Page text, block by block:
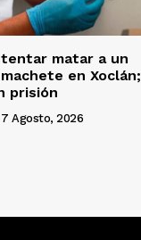
matar a un
en Xoclán;
prisión
7 Agosto, 2026